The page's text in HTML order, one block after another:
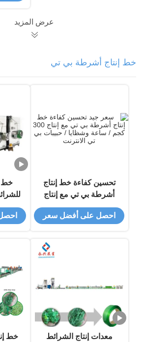
عرض المزيد
خط إنتاج أشرطة بي تي
تحسين كفاءة خط إنتاج
أشرطة بي تي مع إنتاج
300 كجم / ساعة وشظايا
/ حبيبات بي تي
احصل على أفضل سعر
خط
معدات إنتاج الشرائط خط